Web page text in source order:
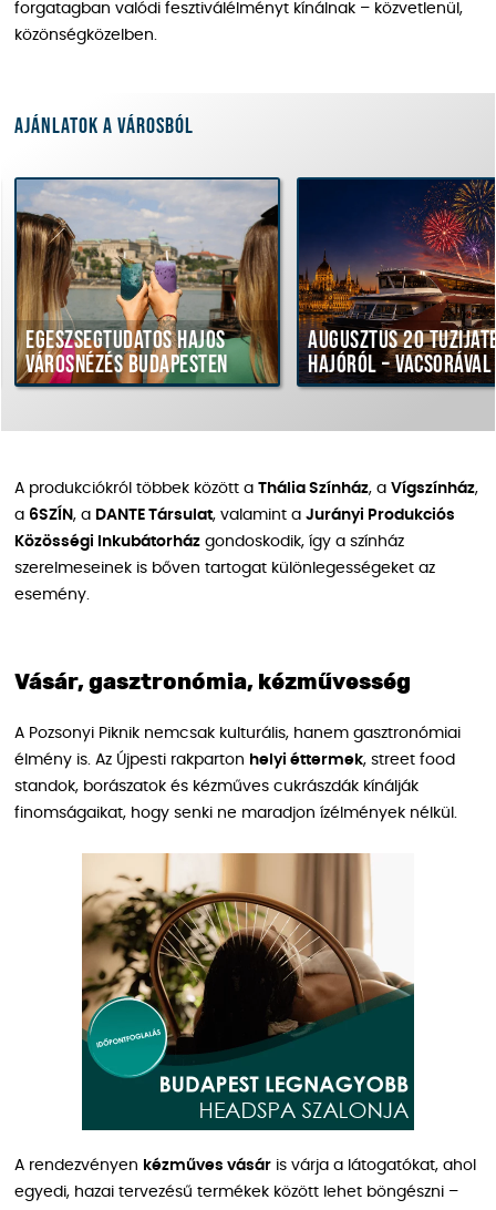
forgatagban valódi fesztiválélményt kínálnak – közvetlenül,
közönségközelben.
Ajánlatok a városból
Egészségtudatos hajós
városnézés Budapesten
Augusztus 20
hajóról – vacsorával
A produkciókról többek között a Thália Színház, a Vígszínház,
a 6SZÍN, a DANTE Társulat, valamint a Jurányi Produkciós
Közösségi Inkubátorház gondoskodik, így a színház
szerelmeseinek is bőven tartogat különlegességeket az
esemény.
Vásár, gasztronómia, kézművesség
A Pozsonyi Piknik nemcsak kulturális, hanem gasztronómiai
élmény is. Az Újpesti rakparton helyi éttermek, street food
standok, borászatok és kézműves cukrászdák kínálják
finomságaikat, hogy senki ne maradjon ízélmények nélkül.
A rendezvényen kézműves vásár is várja a látogatókat, ahol
egyedi, hazai tervezésű termékek között lehet böngészni –